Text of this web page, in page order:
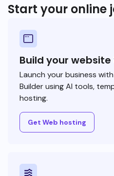
Start your online
Build your
Launch your business
Builder using AI tools,
hosting.
Get Web hosting